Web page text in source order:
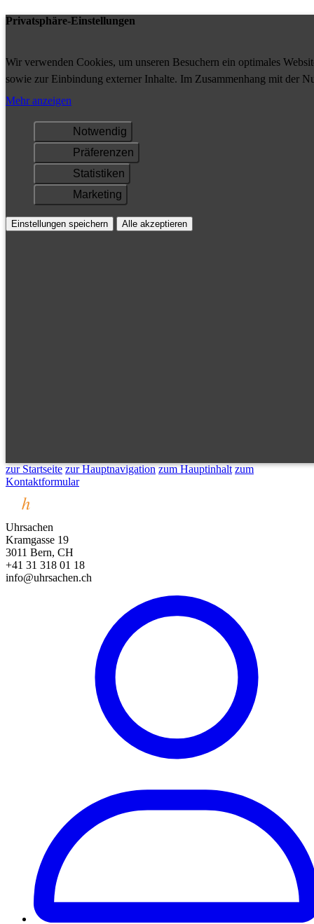
Privatsphäre-Einstellungen
Wir verwenden Cookies, um unseren Besuchern ein optimales
sowie zur Einbindung externer Inhalte. Im Zusammenhang mit der
Ihrem Gerät gespeichert und/oder abgerufen.
Mehr anzeigen
Notwendig
Präferenzen
Statistiken
Marketing
Einstellungen speichern Alle akzeptieren
zur Startseite zur Hauptnavigation zum Hauptinhalt zum
Kontaktformular
Uhrsachen
Kramgasse 19
3011 Bern, CH
+41 31 318 01 18
info@uhrsachen.ch